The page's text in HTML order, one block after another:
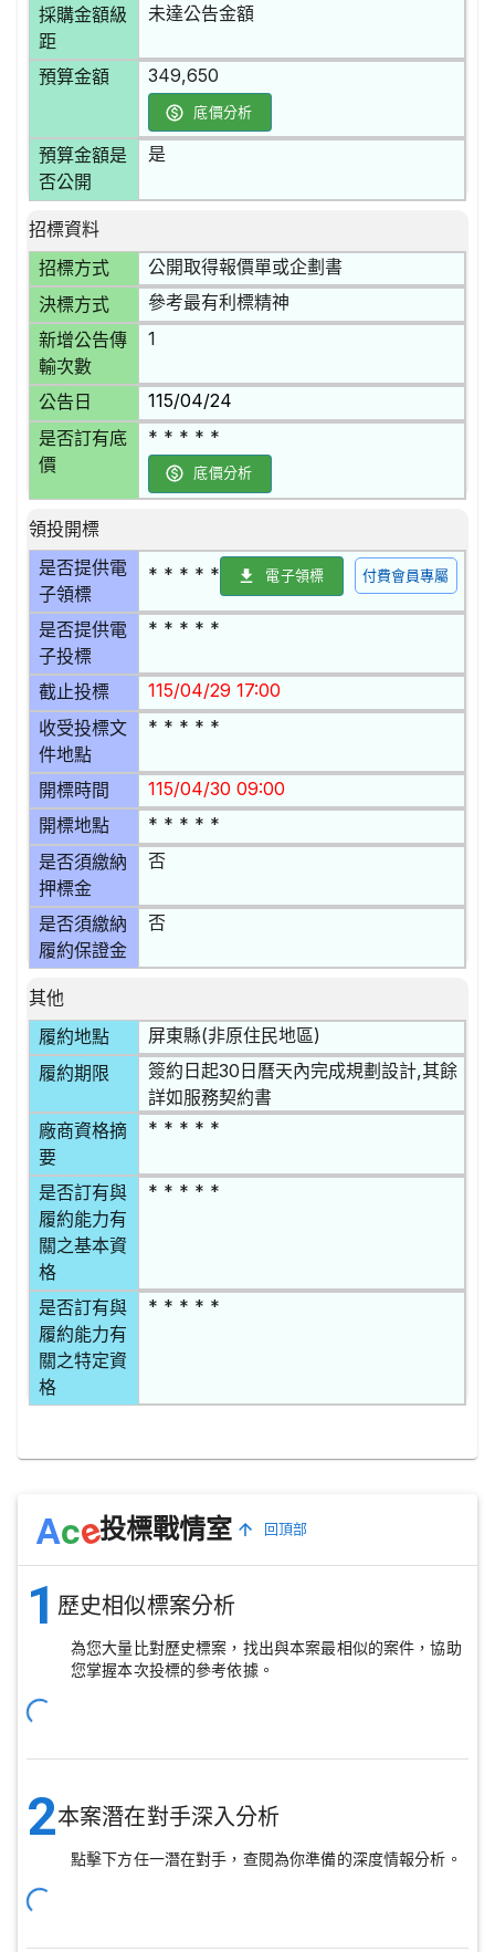
採購金額級
距
未達公告金額
預算金額 349,650
底價分析
預算金額是
否公開
是
招標資料
招標方式
公開取得報價單或企劃書
決標方式 參考最有利標精神
新增公告傳
輸次數
1
公告日 115/04/24
是否訂有底
價
* * * * *
底價分析
領投開標
是否提供電
子領標
* * * * * 電子領標 付費會員專屬
是否提供電
子投標
* * * * *
截止投標 115/04/29 17:00
收受投標文
件地點
* * * * *
開標時間 115/04/30 09:00
開標地點 * * * * *
是否須繳納
押標金
否
是否須繳納
履約保證金
否
其他
履約地點
屏東縣(非原住民地區)
履約期限
簽約日起30日曆天內完成規劃設計,其餘
詳如服務契約書
廠商資格摘
要
* * * * *
是否訂有與
履約能力有
關之基本資
格
* * * * *
是否訂有與
履約能力有
關之特定資
格
* * * * *
Ace投標戰情室 回頂部
1 歷史相似標案分析
為您大量比對歷史標案，找出與本案最相似的案件，協助
您掌握本次投標的參考依據。
2本案潛在對手深入分析
點擊下方任一潛在對手，查閱為你準備的深度情報分析。